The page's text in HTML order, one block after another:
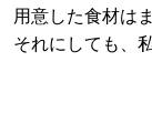
用意した食材は
それにしても、